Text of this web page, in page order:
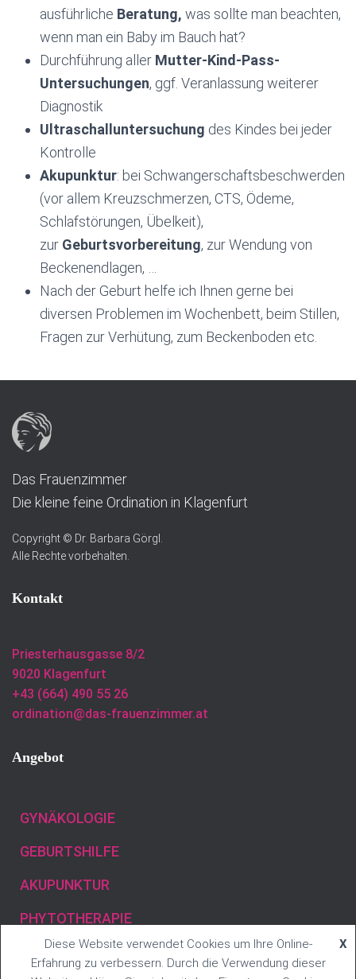
ausführliche Beratung, was sollte man beachten,
wenn man ein Baby im Bauch hat?
Durchführung aller Mutter-Kind-Pass-
Untersuchungen, ggf. Veranlassung weiterer
Diagnostik
Ultraschalluntersuchung des Kindes bei jeder
Kontrolle
Akupunktur: bei Schwangerschaftsbeschwerden
(vor allem Kreuzschmerzen, CTS, Ödeme,
Schlafstörungen, Übelkeit),
zur Geburtsvorbereitung, zur Wendung von
Beckenendlagen, …
Nach der Geburt helfe ich Ihnen gerne bei
diversen Problemen im Wochenbett, beim Stillen,
Fragen zur Verhütung, zum Beckenboden etc.
Das Frauenzimmer
Die kleine feine Ordination in Klagenfurt
Copyright © Dr. Barbara Görgl.
Alle Rechte vorbehalten.
Kontakt
Priesterhausgasse 8/2
9020 Klagenfurt
+43 (664) 490 55 26
ordination@das-frauenzimmer.at
Angebot
GYNÄKOLOGIE
GEBURTSHILFE
AKUPUNKTUR
PHYTOTHERAPIE
Diese Website verwendet Cookies um Ihre Online-
Erfahrung zu verbessern. Durch die Verwendung dieser
X